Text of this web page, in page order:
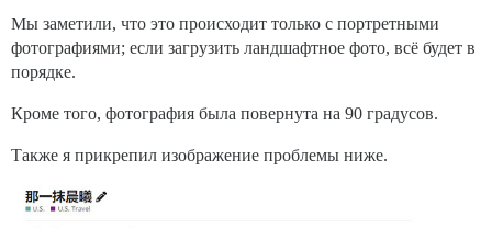
Мы заметили, что это происходит только с портретными
фотографиями; если загрузить ландшафтное фото, всё будет в
порядке.
Кроме того, фотография была повернута на 90 градусов.
Также я прикрепил изображение проблемы ниже.